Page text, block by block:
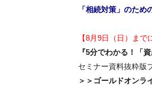
「相続対策」のた
【8月9日（日）まで
『5分でわかる！「
セミナー資料抜粋版
＞＞ゴールドオンラ